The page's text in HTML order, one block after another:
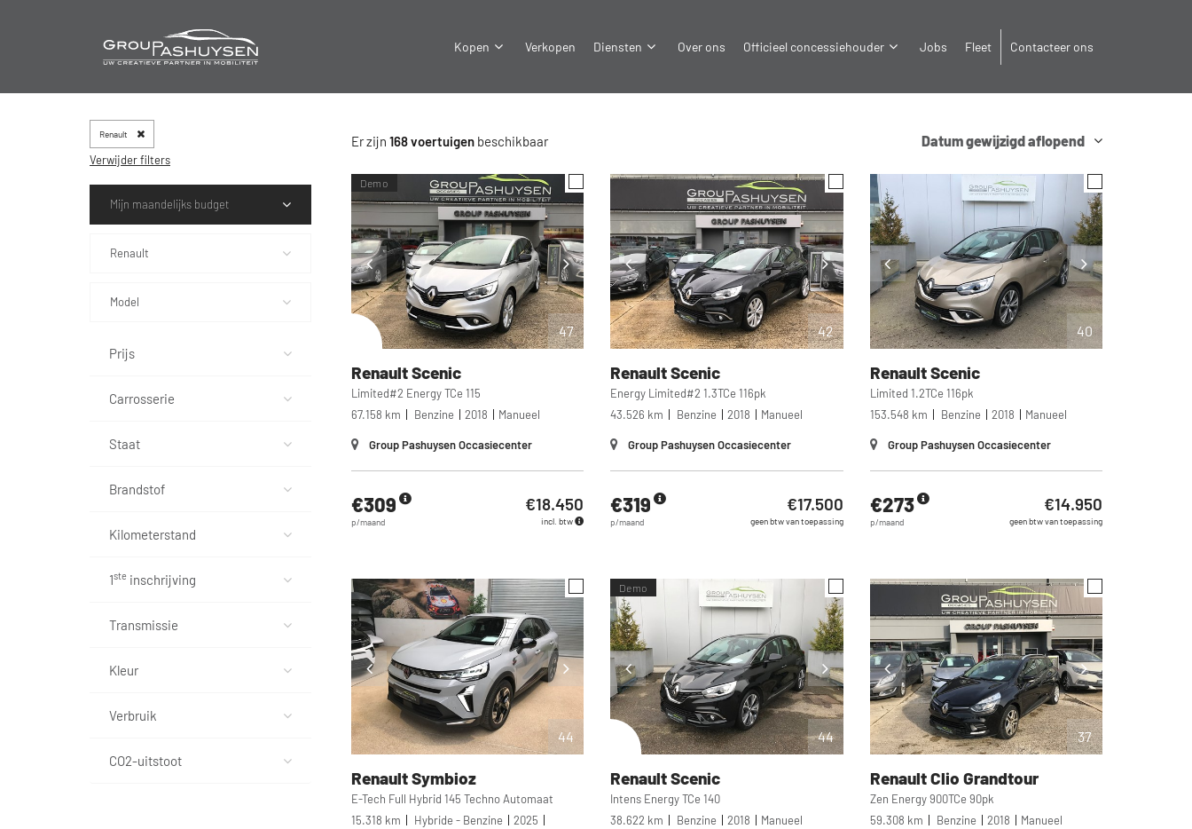
Kopen Verkopen Diensten Over ons Officieel concessiehouder Jobs Fleet Contacteer ons
Renault
Verwijder filters
Mijn maandelijks budget
Renault
Model
Prijs
Carrosserie
Staat
Brandstof
Kilometerstand
1ste inschrijving
Transmissie
Kleur
Verbruik
CO2-uitstoot
Er zijn 168 voertuigen beschikbaar Datum gewijzigd aflopend
47
Demo
RenaultScenic
Limited#2 Energy TCe 115
67.158 km
Benzine 2018 Manueel
Group Pashuysen Occasiecenter
€309
p/maand
€18.450
incl. btw
42
RenaultScenic
Energy Limited#2 1.3TCe 116pk
43.526 km
Benzine 2018 Manueel
Group Pashuysen Occasiecenter
€319
p/maand
€17.500
geen btw van toepassing
40
RenaultScenic
Limited 1.2TCe 116pk
153.548 km
Benzine 2018 Manueel
Group Pashuysen Occasiecenter
€273
p/maand
€14.950
geen btw van toepassing
44
RenaultSymbioz
E-Tech Full Hybrid 145 Techno Automaat
15.318 km
Hybride - Benzine
2025
44
Demo
RenaultScenic
Intens Energy TCe 140
38.622 km
Benzine 2018 Manueel
37
RenaultClio Grandtour
Zen Energy 900TCe 90pk
59.308 km
Benzine 2018 Manueel